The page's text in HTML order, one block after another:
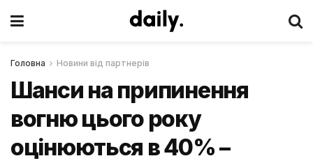
Головна Новини від партнерів
Шанси на припинення
вогню цього року
оцінюються в 40% –